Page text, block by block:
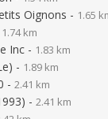
Oignons - 1.65
1.74 km
Inc - 1.83 km
- 1.89 km
- 2.41 km
- 2.41 km